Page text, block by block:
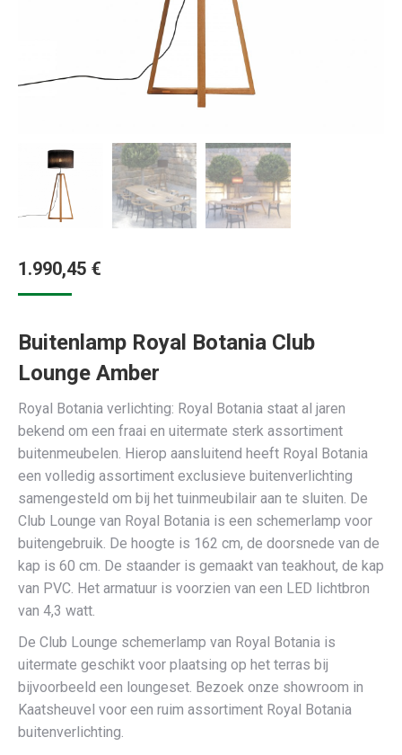
1.990,45 €
Buitenlamp Royal Botania Club
Lounge Amber
Royal Botania verlichting: Royal Botania staat al jaren
bekend om een fraai en uitermate sterk assortiment
buitenmeubelen. Hierop aansluitend heeft Royal Botania
een volledig assortiment exclusieve buitenverlichting
samengesteld om bij het tuinmeubilair aan te sluiten. De
Club Lounge van Royal Botania is een schemerlamp voor
buitengebruik. De hoogte is 162 cm, de doorsnede van de
kap is 60 cm. De staander is gemaakt van teakhout, de kap
van PVC. Het armatuur is voorzien van een LED lichtbron
van 4,3 watt.
De Club Lounge schemerlamp van Royal Botania is
uitermate geschikt voor plaatsing op het terras bij
bijvoorbeeld een loungeset. Bezoek onze showroom in
Kaatsheuvel voor een ruim assortiment Royal Botania
buitenverlichting.